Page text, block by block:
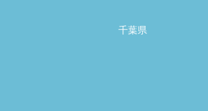
千葉県